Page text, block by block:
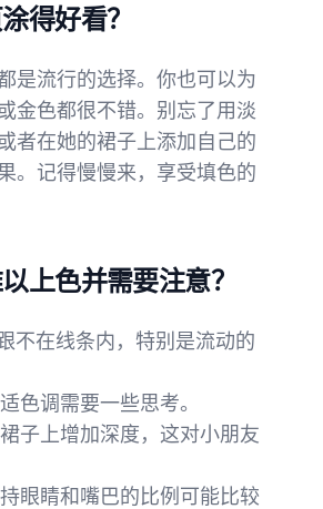
得好看？
是流行的选择。你也可以为
金色都很不错。别忘了用淡
者在她的裙子上添加自己的
。记得慢慢来，享受填色的
上色并需要注意？
不在线条内，特别是流动的
色调需要一些思考。
子上增加深度，这对小朋友
眼睛和嘴巴的比例可能比较